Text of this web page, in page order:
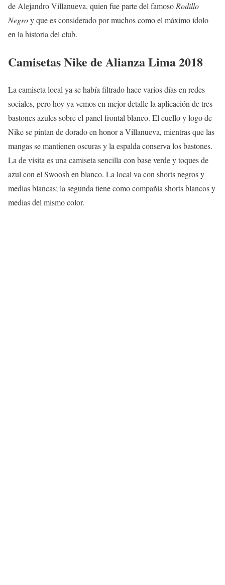
de Alejandro Villanueva, quien fue parte del famosoRodillo
Negroy que es considerado por muchos como el máximo ídolo
en la historia del club.
Camisetas Nike de Alianza Lima 2018
La camiseta local ya se había filtrado hace varios días en redes
sociales, pero hoy ya vemos en mejor detalle la aplicación de tres
bastones azules sobre el panel frontal blanco. El cuello y logo de
Nike se pintan de dorado en honor a Villanueva, mientras que las
mangas se mantienen oscuras y la espalda conserva los bastones.
La de visita es una camiseta sencilla con base verde y toques de
azul con el Swoosh en blanco. La local va con shorts negros y
medias blancas; la segunda tiene como compañía shorts blancos y
medias del mismo color.